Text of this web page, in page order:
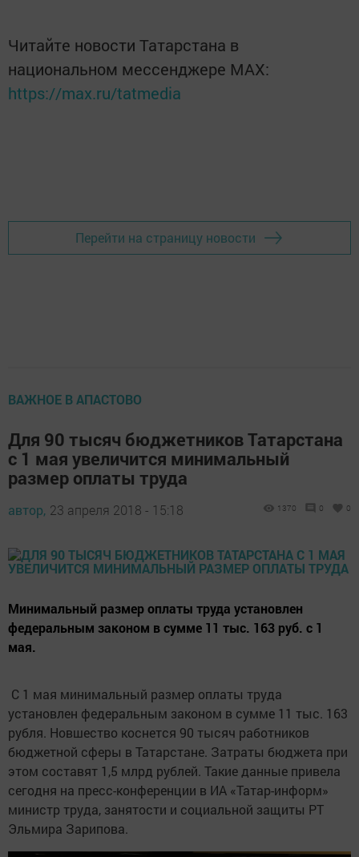
Читайте новости Татарстана в
национальном мессенджере MАХ:
https://max.ru/tatmedia
Перейти на страницу новости
ВАЖНОЕ В АПАСТОВО
Для 90 тысяч бюджетников Татарстана
с 1 мая увеличится минимальный
размер оплаты труда
автор, 23 апреля 2018 - 15:18 1370 0 0
Минимальный размер оплаты труда установлен
федеральным законом в сумме 11 тыс. 163 руб. с 1
мая.
С 1 мая минимальный размер оплаты труда
установлен федеральным законом в сумме 11 тыс. 163
рубля. Новшество коснется 90 тысяч работников
бюджетной сферы в Татарстане. Затраты бюджета при
этом составят 1,5 млрд рублей. Такие данные привела
сегодня на пресс-конференции в ИА «Татар-информ»
министр труда, занятости и социальной защиты РТ
Эльмира Зарипова.